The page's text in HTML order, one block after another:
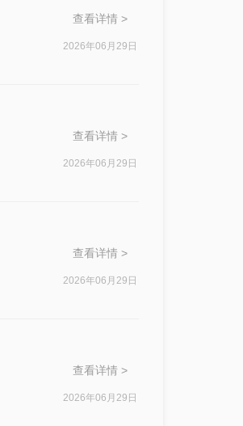
查看详情 >
2026年06月29日
查看详情 >
2026年06月29日
查看详情 >
2026年06月29日
查看详情 >
2026年06月29日